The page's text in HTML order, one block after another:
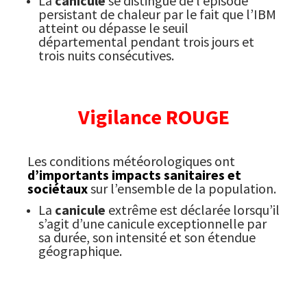
persistant de chaleur par le fait que l’IBM
atteint ou dépasse le seuil
départemental pendant trois jours et
trois nuits consécutives.
Vigilance ROUGE
Les conditions météorologiques ont
d’importants impacts sanitaires et
sociétauxsur l’ensemble de la population.
La canicule extrême est déclarée lorsqu’il
s’agit d’une canicule exceptionnelle par
sa durée, son intensité et son étendue
géographique.